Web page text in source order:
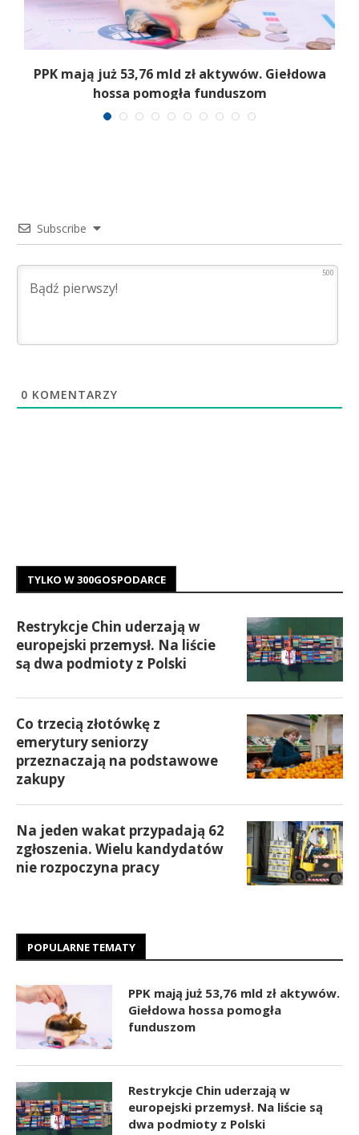
PPK mają już 53,76 mld zł aktywów. Giełdowa
hossa pomogła funduszom
Subscribe
500
0 KOMENTARZY
TYLKO W 300GOSPODARCE
Restrykcje Chin uderzają w
europejski przemysł. Na liście
są dwa podmioty z Polski
Co trzecią złotówkę z
emerytury seniorzy
przeznaczają na podstawowe
zakupy
Na jeden wakat przypadają 62
zgłoszenia. Wielu kandydatów
nie rozpoczyna pracy
POPULARNE TEMATY
PPK mają już 53,76 mld zł aktywów.
Giełdowa hossa pomogła
funduszom
Restrykcje Chin uderzają w
europejski przemysł. Na liście są
dwa podmioty z Polski